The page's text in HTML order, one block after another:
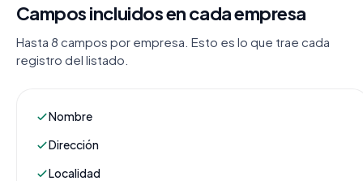
Campos incluidos en cada empresa
Hasta 8 campos por empresa. Esto es lo que trae cada
registro del listado.
Nombre
Dirección
Localidad